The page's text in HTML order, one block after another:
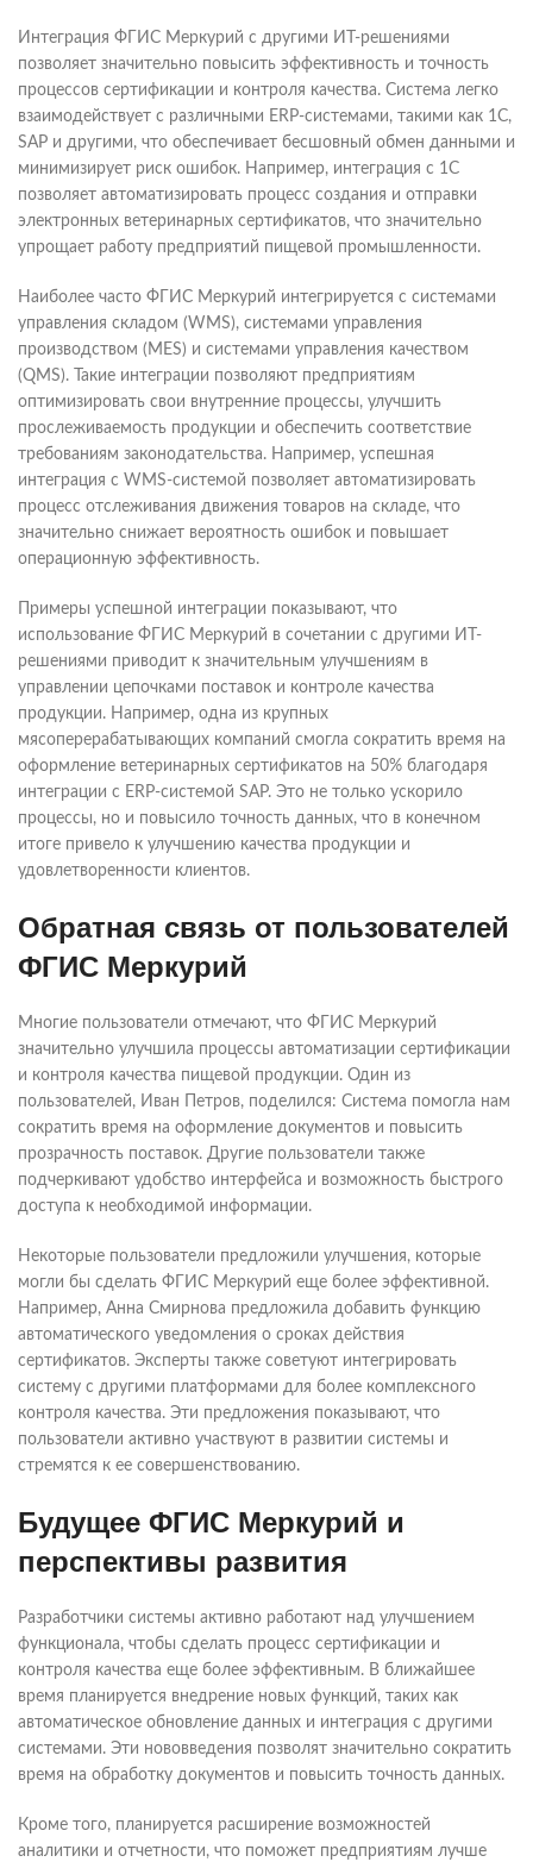
Интеграция ФГИС Меркурий с другими ИТ-решениями
позволяет значительно повысить эффективность и точность
процессов сертификации и контроля качества. Система легко
взаимодействует с различными ERP-системами, такими как 1С,
SAP и другими, что обеспечивает бесшовный обмен данными и
минимизирует риск ошибок. Например, интеграция с 1С
позволяет автоматизировать процесс создания и отправки
электронных ветеринарных сертификатов, что значительно
упрощает работу предприятий пищевой промышленности.
Наиболее часто ФГИС Меркурий интегрируется с системами
управления складом (WMS), системами управления
производством (MES) и системами управления качеством
(QMS). Такие интеграции позволяют предприятиям
оптимизировать свои внутренние процессы, улучшить
прослеживаемость продукции и обеспечить соответствие
требованиям законодательства. Например, успешная
интеграция с WMS-системой позволяет автоматизировать
процесс отслеживания движения товаров на складе, что
значительно снижает вероятность ошибок и повышает
операционную эффективность.
Примеры успешной интеграции показывают, что
использование ФГИС Меркурий в сочетании с другими ИТ-
решениями приводит к значительным улучшениям в
управлении цепочками поставок и контроле качества
продукции. Например, одна из крупных
мясоперерабатывающих компаний смогла сократить время на
оформление ветеринарных сертификатов на 50% благодаря
интеграции с ERP-системой SAP. Это не только ускорило
процессы, но и повысило точность данных, что в конечном
итоге привело к улучшению качества продукции и
удовлетворенности клиентов.
Обратная связь от пользователей
ФГИС Меркурий
Многие пользователи отмечают, что ФГИС Меркурий
значительно улучшила процессы автоматизации сертификации
и контроля качества пищевой продукции. Один из
пользователей, Иван Петров, поделился: Система помогла нам
сократить время на оформление документов и повысить
прозрачность поставок. Другие пользователи также
подчеркивают удобство интерфейса и возможность быстрого
доступа к необходимой информации.
Некоторые пользователи предложили улучшения, которые
могли бы сделать ФГИС Меркурий еще более эффективной.
Например, Анна Смирнова предложила добавить функцию
автоматического уведомления о сроках действия
сертификатов. Эксперты также советуют интегрировать
систему с другими платформами для более комплексного
контроля качества. Эти предложения показывают, что
пользователи активно участвуют в развитии системы и
стремятся к ее совершенствованию.
Будущее ФГИС Меркурий и
перспективы развития
Разработчики системы активно работают над улучшением
функционала, чтобы сделать процесс сертификации и
контроля качества еще более эффективным. В ближайшее
время планируется внедрение новых функций, таких как
автоматическое обновление данных и интеграция с другими
системами. Эти нововведения позволят значительно сократить
время на обработку документов и повысить точность данных.
Кроме того, планируется расширение возможностей
аналитики и отчетности, что поможет предприятиям лучше